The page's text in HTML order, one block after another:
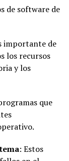
de software de
importante de
los recursos
y los
que
: Estos